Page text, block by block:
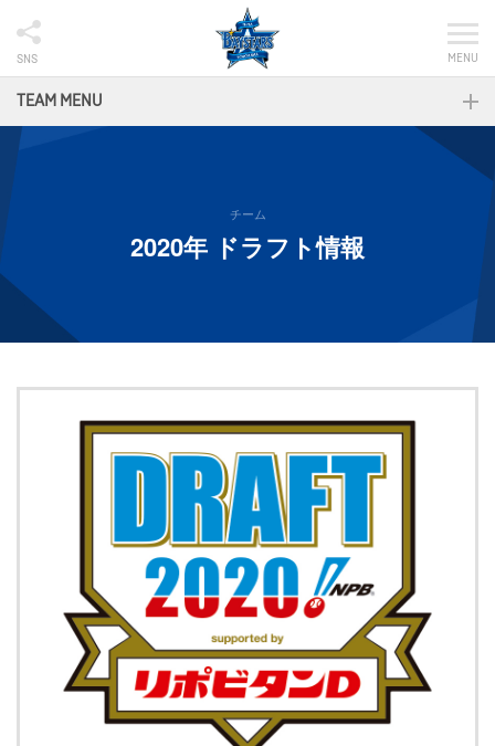
SNS MENU
TEAM MENU
チーム
2020年 ドラフト情報